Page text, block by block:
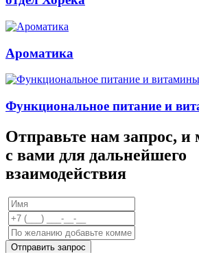
Ароматика
Функциональное питание и
Отправьте нам запрос,
с вами для дальнейшего
взаимодействия
Отправить запрос